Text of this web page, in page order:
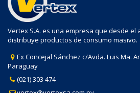
Vertex S.A. es una empresa que desde el
distribuye productos de consumo masivo.
Ex Concejal Sánchez c/Avda. Luis Ma.
Paraguay
(021) 303 474